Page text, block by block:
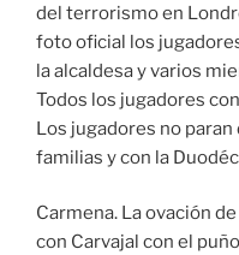
del terrorismo en
foto oficial los
la alcaldesa y varios
Todos los jugadores
Los jugadores no
familias y con la
Carmena. La ovación
con Carvajal con el